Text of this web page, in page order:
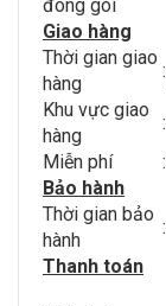
đóng gói
Giao hàng
Thời gian giao
hàng
:
Khu vực giao
hàng
:
Miễn phí
:
Bảo hành
Thời gian bảo
hành
:
Thanh toán